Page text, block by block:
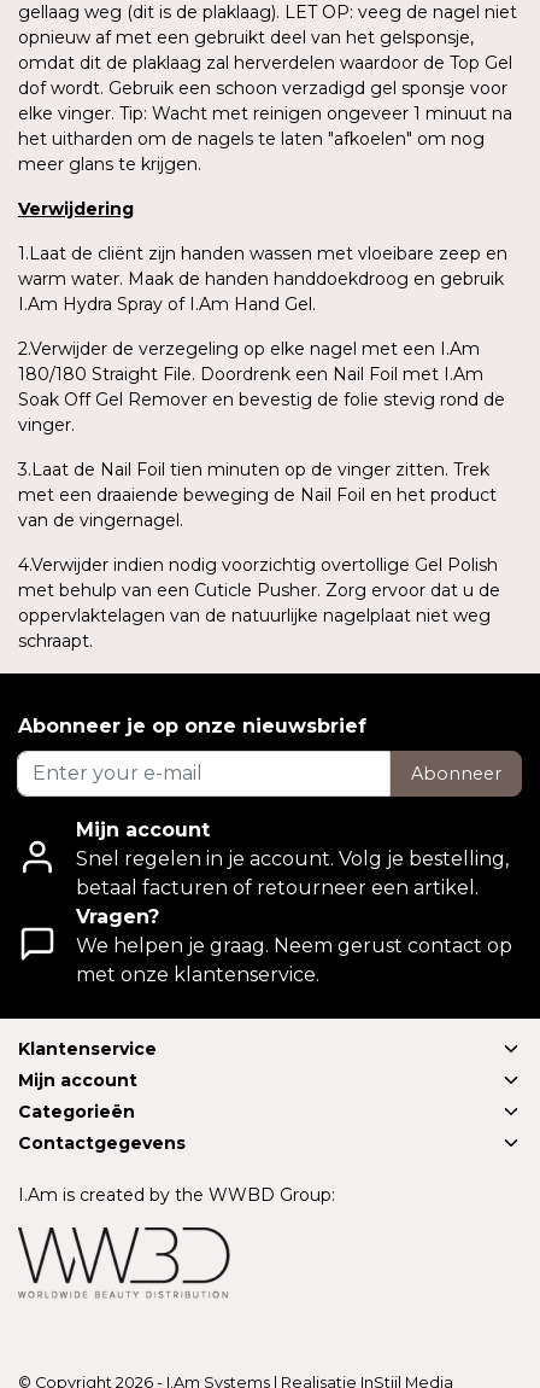
gellaag weg (dit is de plaklaag). LET OP: veeg de nagel niet
opnieuw af met een gebruikt deel van het gelsponsje,
omdat dit de plaklaag zal herverdelen waardoor de Top Gel
dof wordt. Gebruik een schoon verzadigd gel sponsje voor
elke vinger. Tip: Wacht met reinigen ongeveer 1 minuut na
het uitharden om de nagels te laten "afkoelen" om nog
meer glans te krijgen.
Verwijdering
1.Laat de cliënt zijn handen wassen met vloeibare zeep en
warm water. Maak de handen handdoekdroog en gebruik
I.Am Hydra Spray of I.Am Hand Gel.
2.Verwijder de verzegeling op elke nagel met een I.Am
180/180 Straight File. Doordrenk een Nail Foil met I.Am
Soak Off Gel Remover en bevestig de folie stevig rond de
vinger.
3.Laat de Nail Foil tien minuten op de vinger zitten. Trek
met een draaiende beweging de Nail Foil en het product
van de vingernagel.
4.Verwijder indien nodig voorzichtig overtollige Gel Polish
met behulp van een Cuticle Pusher. Zorg ervoor dat u de
oppervlaktelagen van de natuurlijke nagelplaat niet weg
schraapt.
Abonneer je op onze nieuwsbrief
Abonneer
Mijn account
Snel regelen in je account. Volg je bestelling,
betaal facturen of retourneer een artikel.
Vragen?
We helpen je graag. Neem gerust contact op
met onze klantenservice.
Klantenservice
Mijn account
Categorieën
Contactgegevens
I.Am is created by the WWBD Group:
© Copyright 2026 - I.Am Systems | Realisatie InStijl Media